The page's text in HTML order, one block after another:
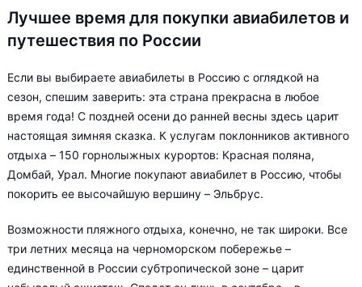
Лучшее время для покупки авиабилетов и
путешествия по России
Если вы выбираете авиабилеты в Россию с оглядкой на
сезон, спешим заверить: эта страна прекрасна в любое
время года! С поздней осени до ранней весны здесь царит
настоящая зимняя сказка. К услугам поклонников активного
отдыха – 150 горнолыжных курортов: Красная поляна,
Домбай, Урал. Многие покупают авиабилет в Россию, чтобы
покорить ее высочайшую вершину – Эльбрус.
Возможности пляжного отдыха, конечно, не так широки. Все
три летних месяца на черноморском побережье –
единственной в России субтропической зоне – царит